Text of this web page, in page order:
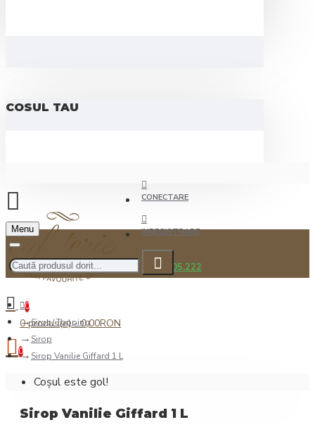
COSUL TAU
CONECTARE
INREGISTRARE
0722.505.222
Menu
0
0 produs(e) - 0,00RON
0
Coșul este gol!
Sirop/ Topping
Sirop
Sirop Vanilie Giffard 1 L
Sirop Vanilie Giffard 1 L